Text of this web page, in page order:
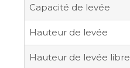
Capacité de levée
Hauteur de levée
Hauteur de levée libre